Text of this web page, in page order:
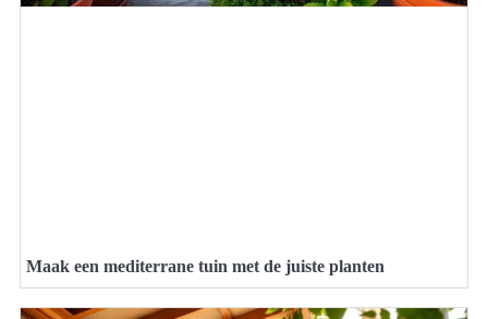
Maak een mediterrane tuin met de juiste planten